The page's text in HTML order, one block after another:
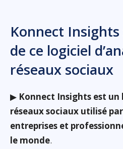
Konnect
de ce logiciel
réseaux sociaux
▶ Konnect Insights est un
réseaux sociaux utilisé
entreprises et
le monde.